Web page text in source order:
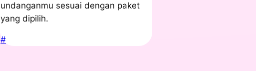
undanganmu sesuai dengan paket
yang dipilih.
#